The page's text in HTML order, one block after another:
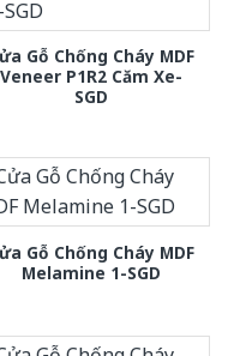
Gỗ Chống Cháy MDF
Veneer P1R2 Căm Xe-
SGD
Gỗ Chống Cháy MDF
Melamine 1-SGD